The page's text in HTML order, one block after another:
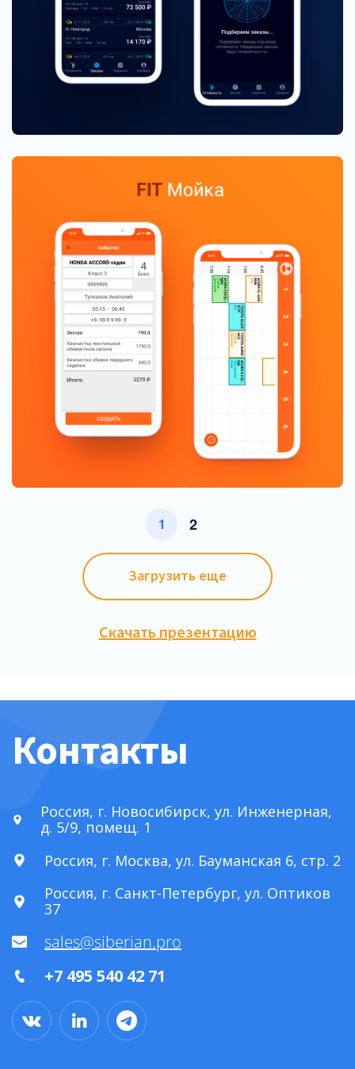
Увеличили средний чек, LTV и
производительность сотрудников
1 2
Загрузить еще
Скачать презентацию
Контакты
Россия, г. Новосибирск, ул. Инженерная,
д. 5/9, помещ. 1
Россия, г. Москва, ул. Бауманская 6, стр. 2
Россия, г. Санкт-Петербург, ул. Оптиков
37
sales@siberian.pro
+7 495 540 42 71